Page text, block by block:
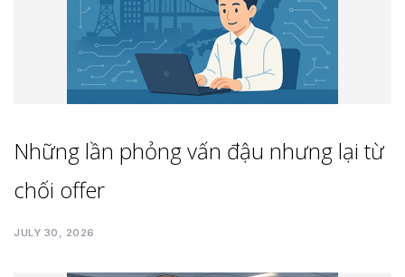
Những lần phỏng vấn đậu nhưng lại từ
chối offer
JULY 30, 2026